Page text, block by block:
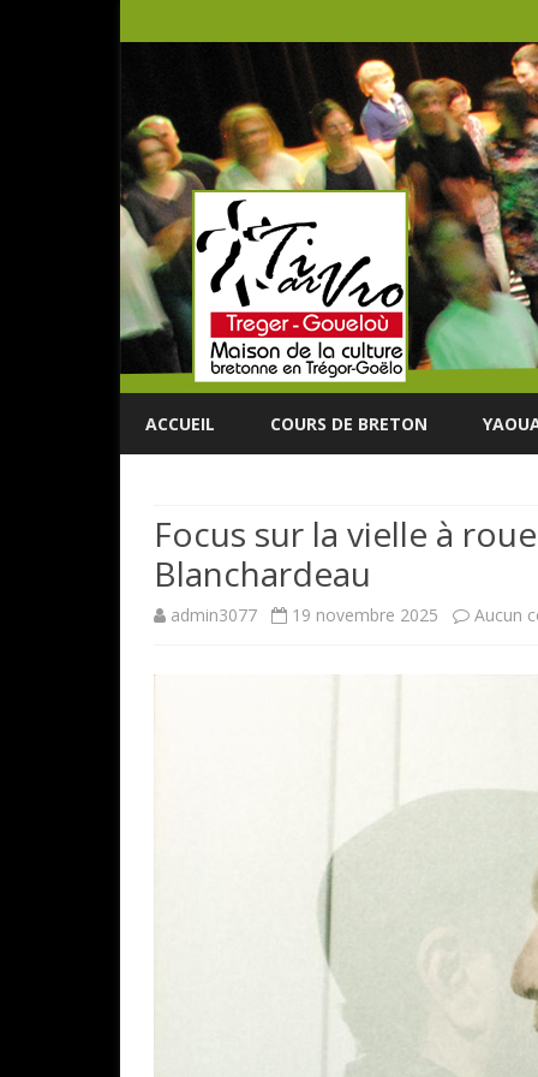
ACCUEIL COURS DE BRETON
Focus sur la vielle à
Blanchardeau
admin3077 19 novembre 2025 Aucun